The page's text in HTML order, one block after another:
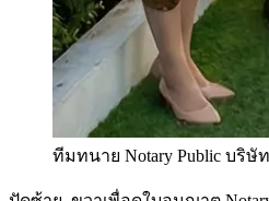
ทีมทนาย Notary Public บริษั